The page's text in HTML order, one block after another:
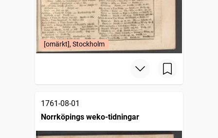
[omärkt], Stockholm
1761-08-01
Norrköpings weko-tidningar